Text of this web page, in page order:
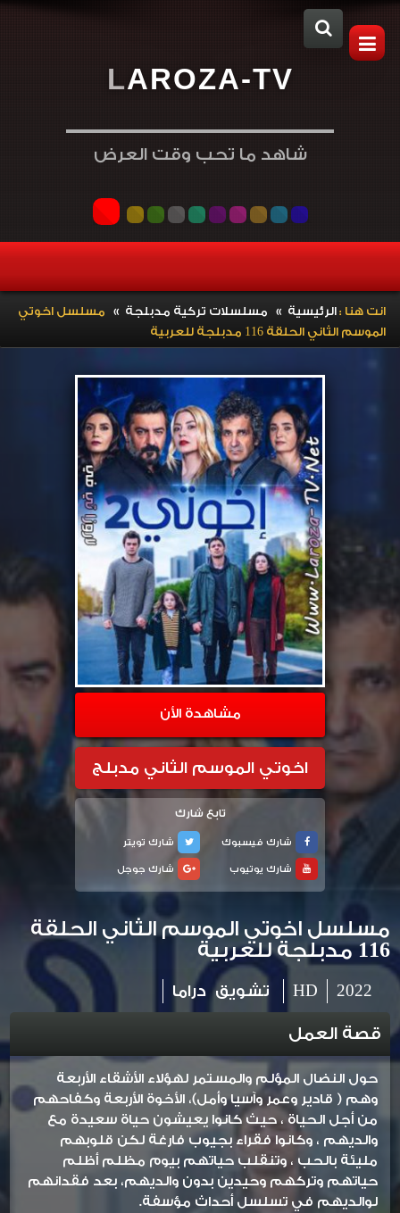
LAROZA-TV
شاهد ما تحب وقت العرض
انت هنا :الرئيسية » مسلسلات تركية مدبلجة » مسلسل اخوتي
الموسم الثاني الحلقة 116 مدبلجة للعربية
مشاهدة الأن
اخوتي الموسم الثاني مدبلج
تابع شارك
شارك فيسبوك
شارك تويتر
شارك يوتيوب
شارك جوجل
مسلسل اخوتي الموسم الثاني الحلقة
116 مدبلجة للعربية
2022
HD تشويق دراما
قصة العمل
حول النضال المؤلم والمستمر لهؤلاء الأشقاء الأربعة
وهم ( قادير وعمر وآسيا وأمل)، الأخوة الأربعة وكفاحهم
من أجل الحياة ، حيث كانوا يعيشون حياة سعيدة مع
والديهم ، وكانوا فقراء بجيوب فارغة لكن قلوبهم
مليئة بالحب ، وتنقلب حياتهم بيوم مظلم أظلم
حياتهم وتركهم وحيدين بدون والديهم، بعد فقدانهم
لوالديهم في تسلسل أحداث مؤسفة.